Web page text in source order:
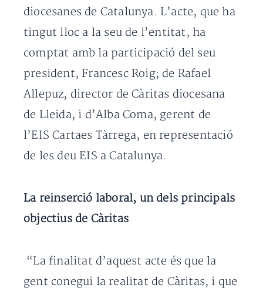
diocesanes de Catalunya. L’acte, que ha
tingut lloc a la seu de l’entitat, ha
comptat amb la participació del seu
president, Francesc Roig; de Rafael
Allepuz, director de Càritas diocesana
de Lleida, i d’Alba Coma, gerent de
l’EIS Cartaes Tàrrega, en representació
de les deu EIS a Catalunya.
La reinserció laboral, un dels principals
objectius de Càritas
“La finalitat d’aquest acte és que la
gent conegui la realitat de Càritas, i que